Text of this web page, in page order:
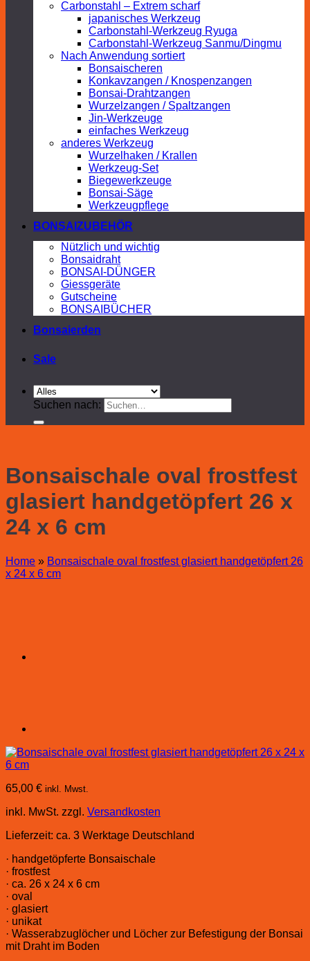
Carbonstahl – Extrem scharf
japanisches Werkzeug
Carbonstahl-Werkzeug Ryuga
Carbonstahl-Werkzeug Sanmu/Dingmu
Nach Anwendung sortiert
Bonsaischeren
Konkavzangen / Knospenzangen
Bonsai-Drahtzangen
Wurzelzangen / Spaltzangen
Jin-Werkzeuge
einfaches Werkzeug
anderes Werkzeug
Wurzelhaken / Krallen
Werkzeug-Set
Biegewerkzeuge
Bonsai-Säge
Werkzeugpflege
BONSAIZUBEHÖR
Nützlich und wichtig
Bonsaidraht
BONSAI-DÜNGER
Giessgeräte
Gutscheine
BONSAIBÜCHER
Bonsaierden
Sale
Suchen nach:
Bonsaischale oval frostfest
glasiert handgetöpfert 26 x
24 x 6 cm
Home » Bonsaischale oval frostfest glasiert handgetöpfert 26
x 24 x 6 cm
65,00 € inkl. Mwst.
inkl. MwSt. zzgl. Versandkosten
Lieferzeit: ca. 3 Werktage Deutschland
· handgetöpferte Bonsaischale
· frostfest
· ca. 26 x 24 x 6 cm
· oval
· glasiert
· unikat
· Wasserabzuglöcher und Löcher zur Befestigung der Bonsai
mit Draht im Boden